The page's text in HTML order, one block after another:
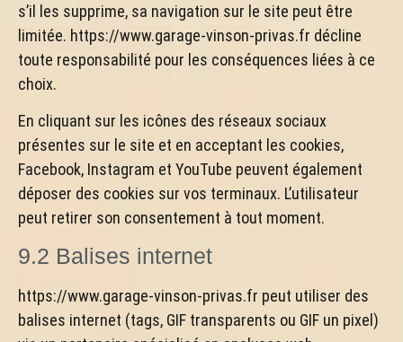
s’il les supprime, sa navigation sur le site peut être
limitée. https://www.garage-vinson-privas.fr décline
toute responsabilité pour les conséquences liées à ce
choix.
En cliquant sur les icônes des réseaux sociaux
présentes sur le site et en acceptant les cookies,
Facebook, Instagram et YouTube peuvent également
déposer des cookies sur vos terminaux. L’utilisateur
peut retirer son consentement à tout moment.
9.2 Balises internet
https://www.garage-vinson-privas.fr peut utiliser des
balises internet (tags, GIF transparents ou GIF un pixel)